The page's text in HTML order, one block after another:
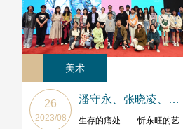
美术
26
2023/08
潘守永、张晓凌、张宏芳
生存的痛处——忻东旺的艺